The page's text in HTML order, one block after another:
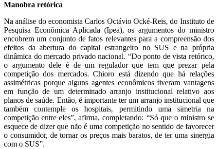
Manobra retórica
Na análise do economista Carlos Octávio Ocké-Reis, do Instituto de
Pesquisa Econômica Aplicada (Ipea), os argumentos do ministro
encobrem um conjunto de fatos relevantes para a compreensão dos
efeitos da abertura do capital estrangeiro no SUS e na própria
dinâmica do mercado privado nacional. “Do ponto de vista retórico,
o argumento dele é de um regulador que tem que prezar pela
competição dos mercados. Chioro está dizendo que há relações
assimétricas porque alguns agentes econômicos tiveram vantagens
em função de um determinado arranjo institucional relativo aos
planos de saúde. Então, é importante ter um arranjo institucional que
também contemple os hospitais, permitindo uma simetria na
competição entre eles”, afirma, completando: “Só que o ministro se
esquece de dizer que não é uma competição no sentido de favorecer
o consumidor, de tornar os preços mais baratos, de ter uma sinergia
com o SUS”.